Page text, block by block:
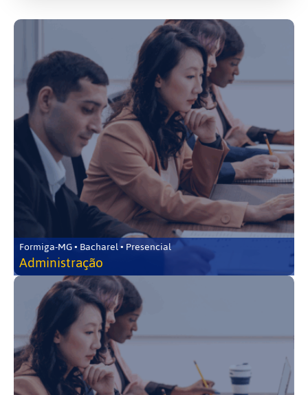
Formiga-MG • Bacharel • Presencial
Administração